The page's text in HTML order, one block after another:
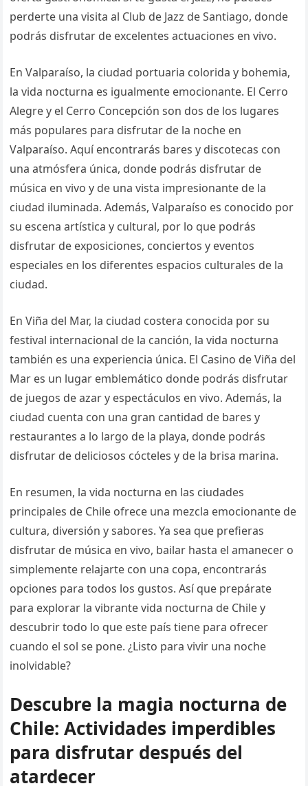
perderte una visita al Club de Jazz de Santiago, donde
podrás disfrutar de excelentes actuaciones en vivo.
En Valparaíso, la ciudad portuaria colorida y bohemia,
la vida nocturna es igualmente emocionante. El Cerro
Alegre y el Cerro Concepción son dos de los lugares
más populares para disfrutar de la noche en
Valparaíso. Aquí encontrarás bares y discotecas con
una atmósfera única, donde podrás disfrutar de
música en vivo y de una vista impresionante de la
ciudad iluminada. Además, Valparaíso es conocido por
su escena artística y cultural, por lo que podrás
disfrutar de exposiciones, conciertos y eventos
especiales en los diferentes espacios culturales de la
ciudad.
En Viña del Mar, la ciudad costera conocida por su
festival internacional de la canción, la vida nocturna
también es una experiencia única. El Casino de Viña del
Mar es un lugar emblemático donde podrás disfrutar
de juegos de azar y espectáculos en vivo. Además, la
ciudad cuenta con una gran cantidad de bares y
restaurantes a lo largo de la playa, donde podrás
disfrutar de deliciosos cócteles y de la brisa marina.
En resumen, la vida nocturna en las ciudades
principales de Chile ofrece una mezcla emocionante de
cultura, diversión y sabores. Ya sea que prefieras
disfrutar de música en vivo, bailar hasta el amanecer o
simplemente relajarte con una copa, encontrarás
opciones para todos los gustos. Así que prepárate
para explorar la vibrante vida nocturna de Chile y
descubrir todo lo que este país tiene para ofrecer
cuando el sol se pone. ¿Listo para vivir una noche
inolvidable?
Descubre la magia nocturna de
Chile: Actividades imperdibles
para disfrutar después del
atardecer